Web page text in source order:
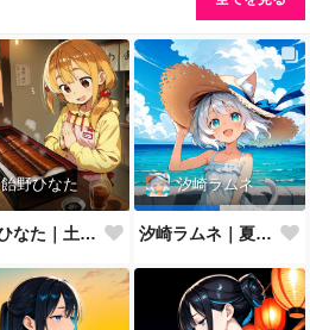
飴野ひなた
飴野ひなた｜土用の丑の日
汐崎ラムネ
汐崎ラムネ｜夏空を見上げて